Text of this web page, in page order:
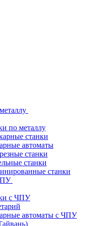
по металлу
станки
автоматы
станки
станки
станки
с ЧПУ
автоматы с ЧПУ